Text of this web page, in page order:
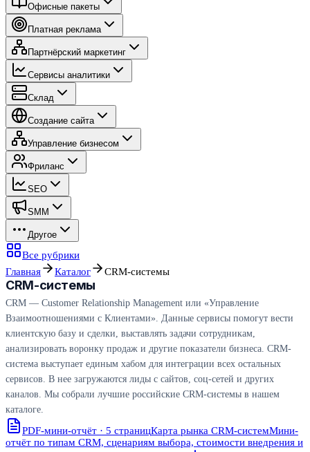
Офисные пакеты
Платная реклама
Партнёрский маркетинг
Сервисы аналитики
Склад
Создание сайта
Управление бизнесом
Фриланс
SEO
SMM
Другое
Все рубрики
Главная
Каталог CRM-системы
CRM-системы
CRM — Customer Relationship Management или «Управление
Взаимоотношениями с Клиентами». Данные сервисы помогут вести
клиентскую базу и сделки, выставлять задачи сотрудникам,
анализировать воронку продаж и другие показатели бизнеса. CRM-
система выступает единым хабом для интеграции всех остальных
сервисов. В нее загружаются лиды с сайтов, соц-сетей и других
каналов. Мы собрали лучшие российские CRM-системы в нашем
каталоге.
PDF-мини-отчёт · 5 страницКарта рынка CRM-системМини-
отчёт по типам CRM, сценариям выбора, стоимости внедрения и